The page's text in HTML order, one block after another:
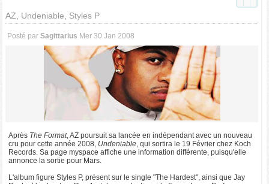
AZ, Undeniable, Styles P
Posté parSagittarius Mer 30 Jan 2008
Après The Format, AZ poursuit sa lancée en indépendant avec un nouveau
cru pour cette année 2008, Undeniable, qui sortira le 19 Février chez Koch
Records. Sa page myspace affiche une information différente, puisqu'elle
annonce la sortie pour Mars.
L'album figure Styles P, présent sur le single "The Hardest", ainsi que Jay